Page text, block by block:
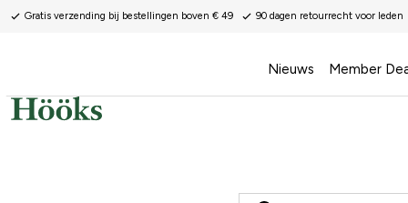
Gratis verzending bij bestellingen boven € 49 90 dagen retourrecht voor leden
Nieuws Member